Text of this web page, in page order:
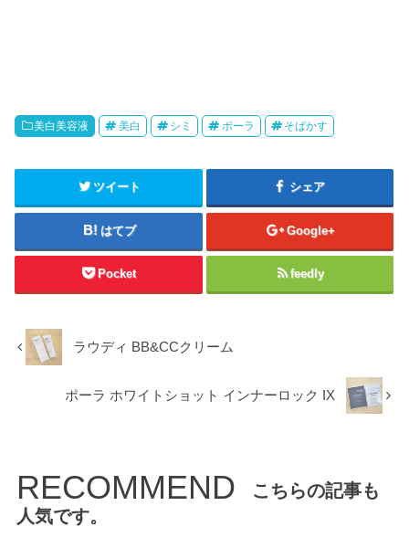
美白美容液 美白 シミ ポーラ そばかす
ツイート シェア
はてブ Google+
Pocket feedly
ラウディ BB&CCクリーム
ポーラ ホワイトショット インナーロック IX
RECOMMEND
こちらの記事も
人気です。